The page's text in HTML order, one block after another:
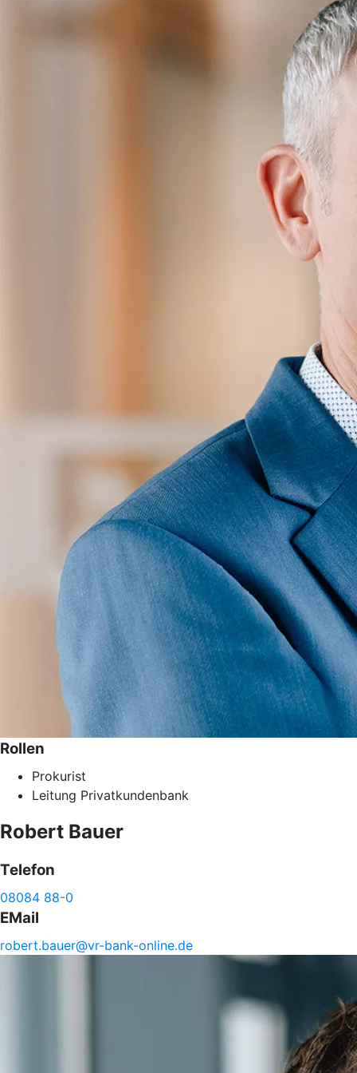
Rollen
Prokurist
Leitung Privatkundenbank
Robert Bauer
Telefon
08084 88-0
EMail
robert.bauer@vr-bank-online.de